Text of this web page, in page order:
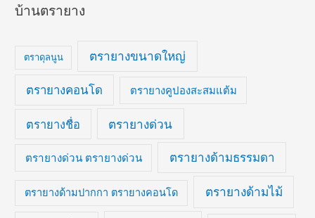
บ้านตรายาง
ตราดุลนูน ตรายางขนาดใหญ่
ตรายางคอนโด ตรายางคูปองสะสมแต้ม
ตรายางชื่อ ตรายางด่วน
ตรายางด่วน ตรายางด่วน ตรายางด้ามธรรมดา
ตรายางด้ามปากกา ตรายางคอนโด ตรายางด้ามไม้